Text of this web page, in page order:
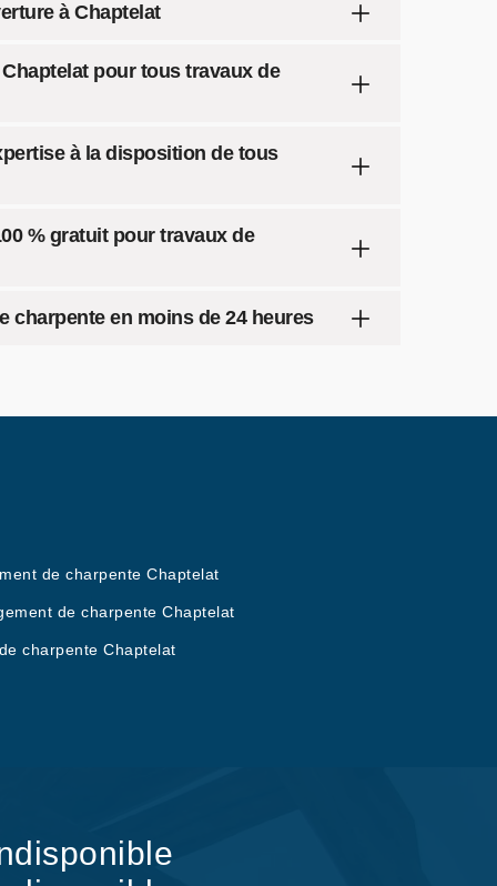
à Chaptelat
pour tous travaux de
à la disposition de tous
% gratuit pour travaux de
charpente en moins de 24 heures
de charpente Chaptelat
de charpente Chaptelat
charpente Chaptelat